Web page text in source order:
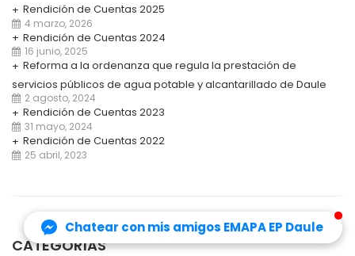
¡Somos tus amigos!
4:03
Chatear con mis amigos EMAPA EP Daule
¡Somos tus amigos!
4:03
Chatear con mis amigos EMAPA EP Daule
Rendición de Cuentas 2025
4 marzo, 2026
Rendición de Cuentas 2024
16 junio, 2025
Reforma a la ordenanza que regula la prestación de
servicios públicos de agua potable y alcantarillado de Daule
2 agosto, 2024
Rendición de Cuentas 2023
31 mayo, 2024
Rendición de Cuentas 2022
25 abril, 2023
CATEGORÍAS